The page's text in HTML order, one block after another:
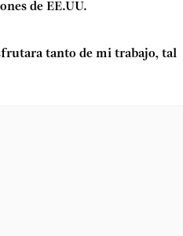
de EE.UU.
tanto de mi trabajo, tal